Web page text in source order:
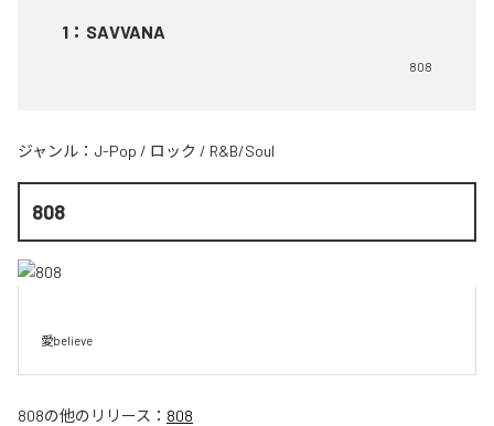
1 ： SAVVANA
808
ジャンル： J-Pop / ロック / R&B/Soul
808
愛believe
808の他のリリース： 808